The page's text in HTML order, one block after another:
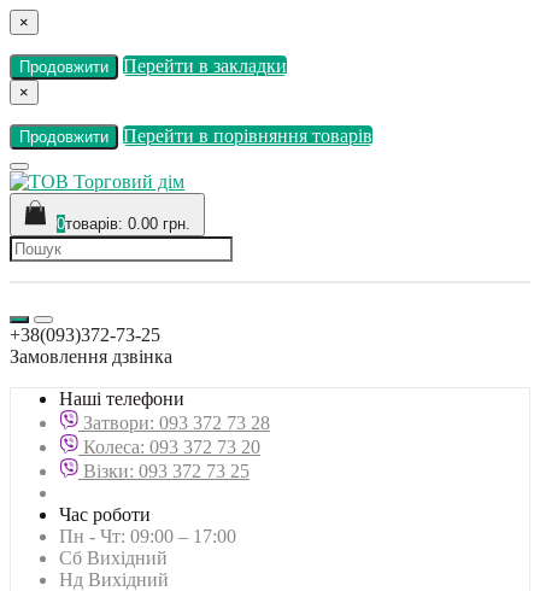
×
Продовжити Перейти в закладки
×
Продовжити Перейти в порівняння товарів
0товарів: 0.00 грн.
+38(093)372-73-25
Замовлення дзвінка
Наші телефони
Затвори: 093 372 73 28
Колеса: 093 372 73 20
Візки: 093 372 73 25
Час роботи
Пн - Чт: 09:00 – 17:00
Сб Вихідний
Нд Вихідний